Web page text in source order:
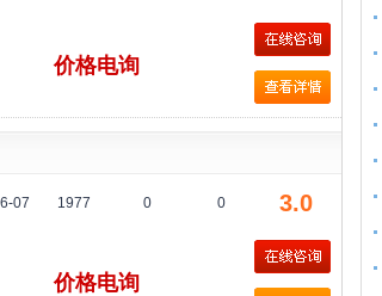
价格电询
07 1977 0 0 3.0
价格电询